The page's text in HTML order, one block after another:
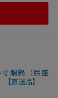
胴鍋（目盛
直送品】